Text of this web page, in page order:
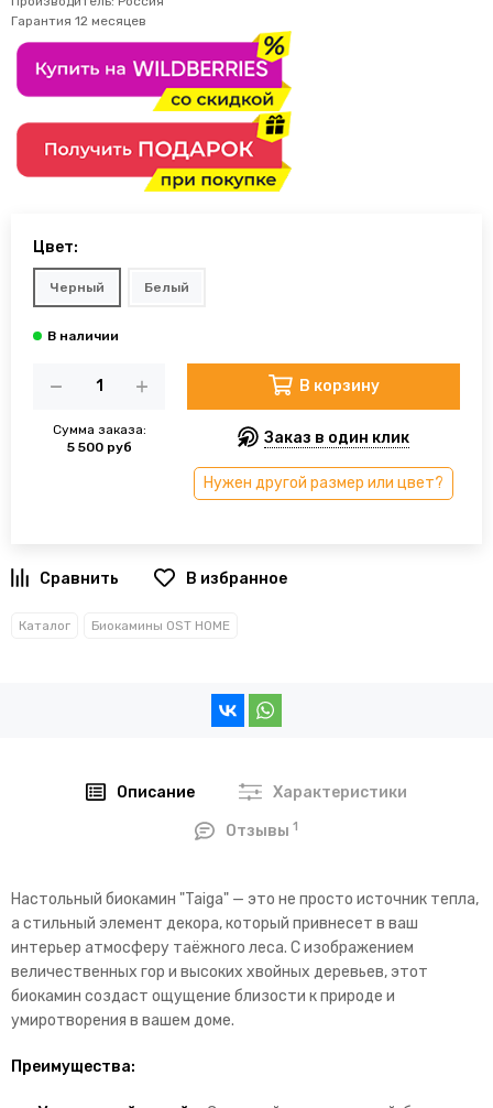
Гарантия 12 месяцев
Цвет:
Черный Белый
Сумма заказа:
5 500 руб
В корзину
Заказ в один клик
Нужен другой размер или цвет?
В избранное
Каталог Биокамины OST HOME
Описание Характеристики
Отзывы 1
Настольный биокамин "Taiga" — это не просто источник тепла,
а стильный элемент декора, который привнесет в ваш
интерьер атмосферу таёжного леса. С изображением
величественных гор и высоких хвойных деревьев, этот
биокамин создаст ощущение близости к природе и
умиротворения в вашем доме.
Преимущества: